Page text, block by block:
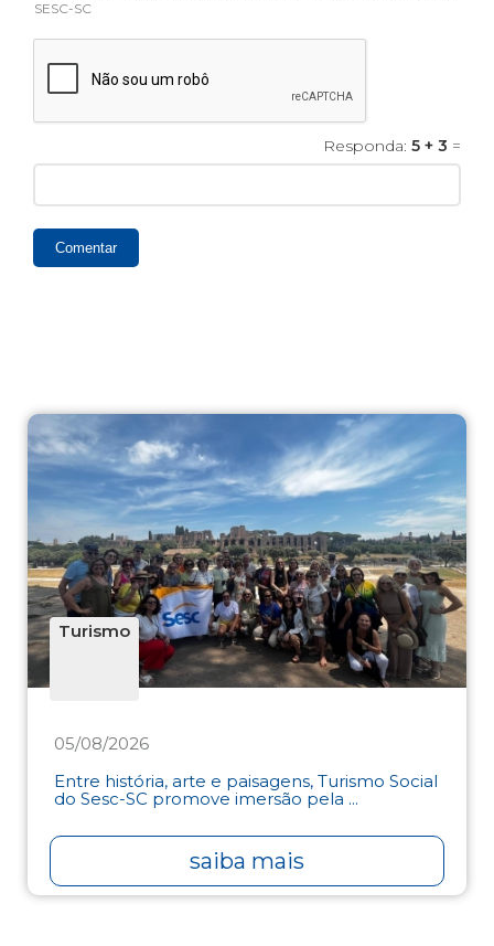
SESC-SC
Responda: 5 + 3 =
Comentar
Turismo
05/08/2026
Entre história, arte e paisagens, Turismo Social
do Sesc-SC promove imersão pela ...
saiba mais